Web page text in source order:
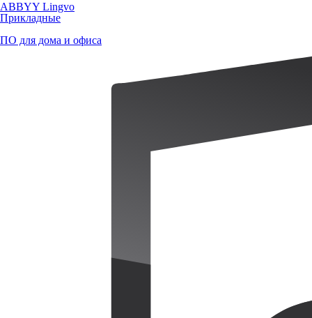
ABBYY Lingvo
Прикладные
ПО для дома и офиса